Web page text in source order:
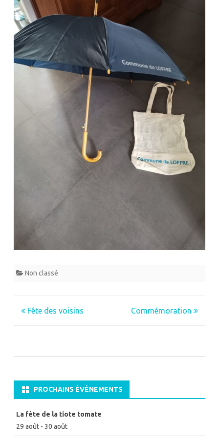
Non classé
Navigation
Fête des voisins Commémoration
PROCHAINS ÉVÉNEMENTS
La fête de la tiote tomate
29 août - 30 août